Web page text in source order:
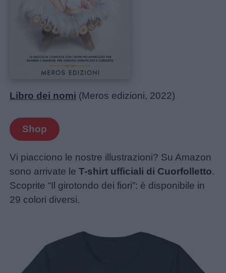
Libro dei nomi (Meros edizioni, 2022)
Shop
Vi piacciono le nostre illustrazioni? Su Amazon
sono arrivate leT-shirt ufficiali di Cuorfolletto.
Scoprite “Il girotondo dei fiori”: è disponibile in
29 colori diversi.